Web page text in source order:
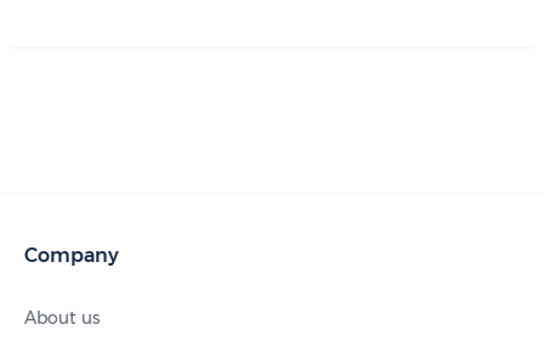
Company
About us